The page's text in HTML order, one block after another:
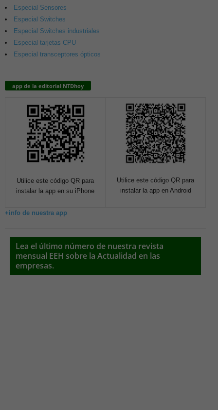
Especial Sensores
Especial Switches
Especial Switches industriales
Especial tarjetas CPU
Especial transceptores ópticos
app de la editorial NTDhoy
Utilice este código QR para
instalar la app en su iPhone
Utilice este código QR para
instalar la app en Android
+info de nuestra app
Lea el último número de nuestra revista
mensual EEH sobre la Actualidad en las
empresas.